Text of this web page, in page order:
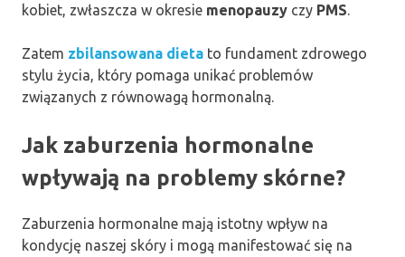
kobiet, zwłaszcza w okresie menopauzy czy PMS.
Zatem zbilansowana dieta to fundament zdrowego
stylu życia, który pomaga unikać problemów
związanych z równowagą hormonalną.
Jak zaburzenia hormonalne
wpływają na problemy skórne?
Zaburzenia hormonalne mają istotny wpływ na
kondycję naszej skóry i mogą manifestować się na